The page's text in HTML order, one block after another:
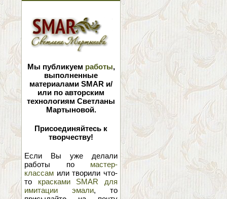
Мы публикуем работы,
выполненные
материалами SMAR и/
или по авторским
технологиям Светланы
Мартыновой.
Присоединяйтесь к
творчеству!
Если Вы уже делали
работы по мастер-
классам или творили что-
то красками SMAR для
имитации эмали, то